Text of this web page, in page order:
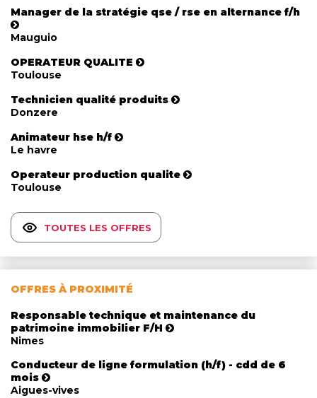
Manager de la stratégie qse / rse en alternance f/h
Mauguio
OPERATEUR QUALITE
Toulouse
Technicien qualité produits
Donzere
Animateur hse h/f
Le havre
Operateur production qualite
Toulouse
TOUTES LES OFFRES
OFFRES À PROXIMITÉ
Responsable technique et maintenance du
patrimoine immobilier F/H
Nimes
Conducteur de ligne formulation (h/f) - cdd de 6
mois
Aigues-vives